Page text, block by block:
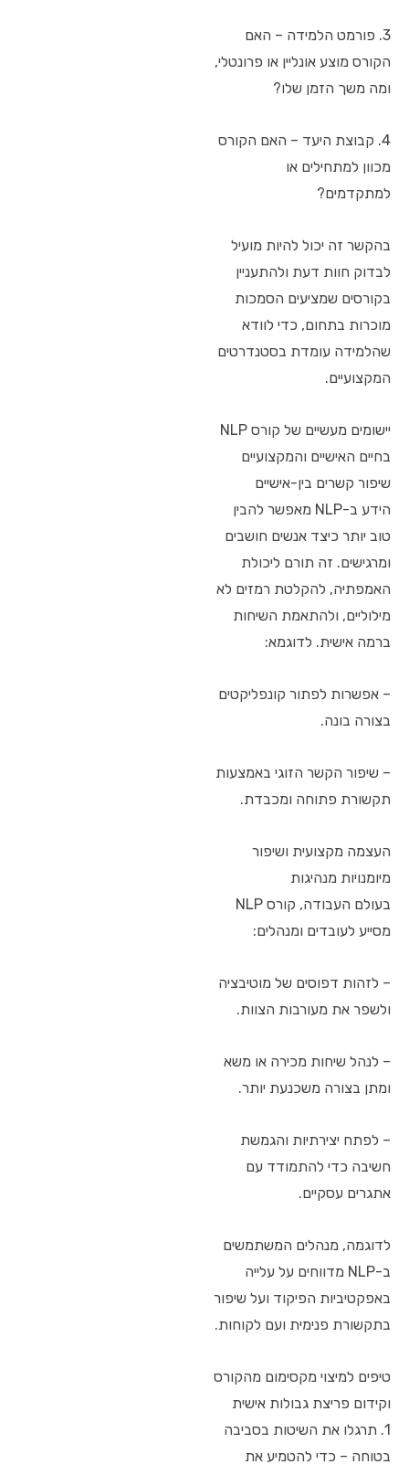
3. פורמט הלמידה – האם
הקורס מוצע אונליין או פרונטלי,
ומה משך הזמן שלו?
4. קבוצת היעד – האם הקורס
מכוון למתחילים או
למתקדמים?
בהקשר זה יכול להיות מועיל
לבדוק חוות דעת ולהתעניין
בקורסים שמציעים הסמכות
מוכרות בתחום, כדי לוודא
שהלמידה עומדת בסטנדרטים
המקצועיים.
יישומים מעשיים של קורס NLP
בחיים האישיים והמקצועיים
שיפור קשרים בין-אישיים
הידע ב-NLP מאפשר להבין
טוב יותר כיצד אנשים חושבים
ומרגישים. זה תורם ליכולת
האמפתיה, להקלטת רמזים לא
מילוליים, ולהתאמת השיחות
ברמה אישית. לדוגמא:
– אפשרות לפתור קונפליקטים
בצורה בונה.
– שיפור הקשר הזוגי באמצעות
תקשורת פתוחה ומכבדת.
העצמה מקצועית ושיפור
מיומנויות מנהיגות
בעולם העבודה, קורס NLP
מסייע לעובדים ומנהלים:
– לזהות דפוסים של מוטיבציה
ולשפר את מעורבות הצוות.
– לנהל שיחות מכירה או משא
ומתן בצורה משכנעת יותר.
– לפתח יצירתיות והגמשת
חשיבה כדי להתמודד עם
אתגרים עסקיים.
לדוגמה, מנהלים המשתמשים
ב-NLP מדווחים על עלייה
באפקטיביות הפיקוד ועל שיפור
בתקשורת פנימית ועם לקוחות.
טיפים למיצוי מקסימום מהקורס
וקידום פריצת גבולות אישית
1. תרגלו את השיטות בסביבה
בטוחה – כדי להטמיע את